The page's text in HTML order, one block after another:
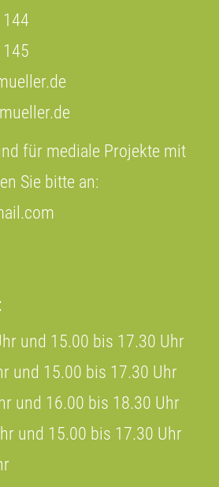
144
für mediale Projekte mit
Sie bitte an:
und 15.00 bis 17.30 Uhr
und 15.00 bis 17.30 Uhr
und 16.00 bis 18.30 Uhr
und 15.00 bis 17.30 Uhr